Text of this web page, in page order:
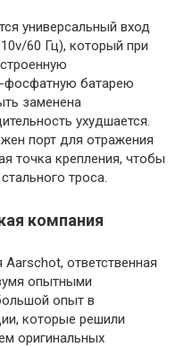
универсальный вход
60 Гц), который при
фосфатную батарею
заменена
ухудшается.
порт для отражения
точка крепления, чтобы
троса.
компания
ответственная
опытными
опыт в
которые решили
оригинальных